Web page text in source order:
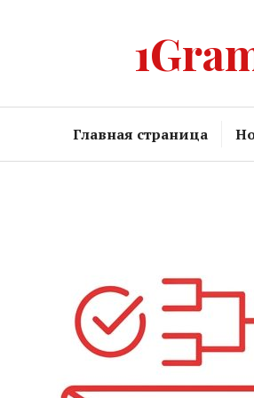
Главная страница